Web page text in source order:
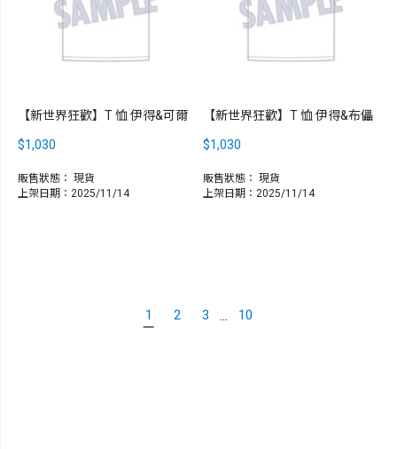
【新世界狂歡】T 恤 伊得&可爾
$1,030
販售狀態： 現貨
上架日期：2025/11/14
【新世界狂歡】T 恤 伊得&布儡
$1,030
販售狀態： 現貨
上架日期：2025/11/14
1 2 3 ... 10